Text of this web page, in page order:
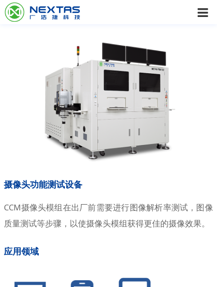
摄像头功能测试设备
CCM摄像头模组在出厂前需要进行图像解析率测试，图像
质量测试等步骤，以使摄像头模组获得更佳的摄像效果。
应用领域